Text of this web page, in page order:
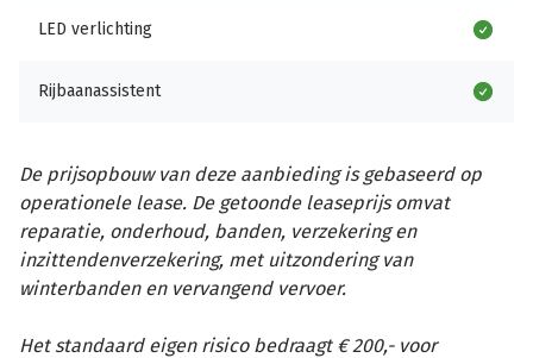
LED verlichting
Rijbaanassistent
De prijsopbouw van deze aanbieding is gebaseerd op
operationele lease. De getoonde leaseprijs omvat
reparatie, onderhoud, banden, verzekering en
inzittendenverzekering, met uitzondering van
winterbanden en vervangend vervoer.
Het standaard eigen risico bedraagt € 200,- voor